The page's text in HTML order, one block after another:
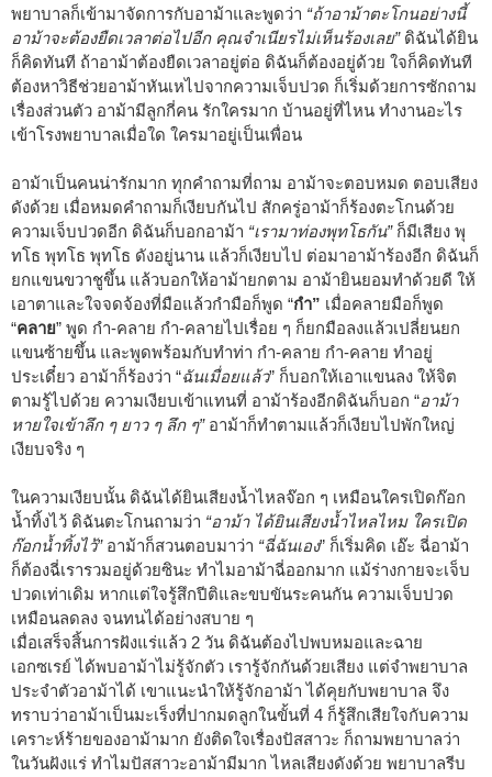
พยาบาลก็เข้ามาจัดการกับอาม้าและพูดว่า “ถ้าอาม้าตะโกนอย่างนี้
อาม้าจะต้องยืดเวลาต่อไปอีก คุณจำเนียรไม่เห็นร้องเลย”ดิฉันได้ยิน
ก็คิดทันที ถ้าอาม้าต้องยืดเวลาอยู่ต่อ ดิฉันก็ต้องอยู่ด้วย ใจก็คิดทันที
ต้องหาวิธีช่วยอาม้าหันเหไปจากความเจ็บปวด ก็เริ่มด้วยการซักถาม
เรื่องส่วนตัว อาม้ามีลูกกี่คน รักใครมาก บ้านอยู่ที่ไหน ทำงานอะไร
เข้าโรงพยาบาลเมื่อใด ใครมาอยู่เป็นเพื่อน
อาม้าเป็นคนน่ารักมาก ทุกคำถามที่ถาม อาม้าจะตอบหมด ตอบเสียง
ดังด้วย เมื่อหมดคำถามก็เงียบกันไป สักครู่อาม้าก็ร้องตะโกนด้วย
ความเจ็บปวดอีก ดิฉันก็บอกอาม้า “เรามาท่องพุทโธกัน”ก็มีเสียง พุ
ทโธ พุทโธ พุทโธ ดังอยู่นาน แล้วก็เงียบไป ต่อมาอาม้าร้องอีก ดิฉันก็
ยกแขนขวาชูขึ้น แล้วบอกให้อาม้ายกตาม อาม้ายินยอมทำด้วยดี ให้
เอาตาและใจจดจ้องที่มือแล้วกำมือก็พูด “กำ” เมื่อคลายมือก็พูด
“คลาย” พูด กำ-คลาย กำ-คลายไปเรื่อย ๆ ก็ยกมือลงแล้วเปลี่ยนยก
แขนซ้ายขึ้น และพูดพร้อมกับทำท่า กำ-คลาย กำ-คลาย ทำอยู่
ประเดี๋ยว อาม้าก็ร้องว่า “ฉันเมื่อยแล้ว” ก็บอกให้เอาแขนลง ให้จิต
ตามรู้ไปด้วย ความเงียบเข้าแทนที่ อาม้าร้องอีกดิฉันก็บอก “อาม้า
หายใจเข้าลึก ๆ ยาว ๆ ลึก ๆ” อาม้าก็ทำตามแล้วก็เงียบไปพักใหญ่
เงียบจริง ๆ
ในความเงียบนั้น ดิฉันได้ยินเสียงน้ำไหลจ๊อก ๆ เหมือนใครเปิดก๊อก
น้ำทิ้งไว้ ดิฉันตะโกนถามว่า “อาม้า ได้ยินเสียงน้ำไหลไหม ใครเปิด
ก๊อกน้ำทิ้งไว้”อาม้าก็สวนตอบมาว่า “ฉี่ฉันเอง” ก็เริ่มคิด เอ๊ะ ฉี่อาม้า
ก็ต้องฉี่เรารวมอยู่ด้วยซินะ ทำไมอาม้าฉี่ออกมาก แม้ร่างกายจะเจ็บ
ปวดเท่าเดิม หากแต่ใจรู้สึกปีติและขบขันระคนกัน ความเจ็บปวด
เหมือนลดลง จนทนได้อย่างสบาย ๆ
เมื่อเสร็จสิ้นการฝังแร่แล้ว 2 วัน ดิฉันต้องไปพบหมอและฉาย
เอกซเรย์ ได้พบอาม้าไม่รู้จักตัว เรารู้จักกันด้วยเสียง แต่จำพยาบาล
ประจำตัวอาม้าได้ เขาแนะนำให้รู้จักอาม้า ได้คุยกับพยาบาล จึง
ทราบว่าอาม้าเป็นมะเร็งที่ปากมดลูกในขั้นที่ 4 ก็รู้สึกเสียใจกับความ
เคราะห์ร้ายของอาม้ามาก ยังติดใจเรื่องปัสสาวะ ก็ถามพยาบาลว่า
ในวันฝังแร่ ทำไมปัสสาวะอาม้ามีมาก ไหลเสียงดังด้วย พยาบาลรีบ